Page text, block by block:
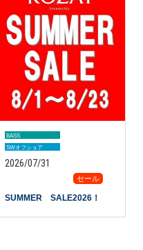
BASS
SWオフショア
2026/07/31
セール
SUMMER SALE2026！